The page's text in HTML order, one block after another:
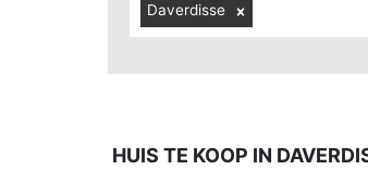
Daverdisse
HUIS TE KOOP IN